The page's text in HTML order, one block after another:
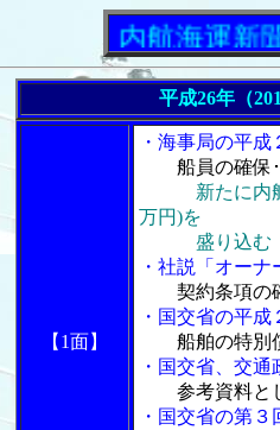
「内航海運新聞」ニ
平成26年（
【1面】
・海事局の平
船員の確保
新たに内
万円)を
盛り込む
・社説「オー
契約条項の
・国交省の平
船舶の特別
・国交省、交
参考資料と
・国交省の第